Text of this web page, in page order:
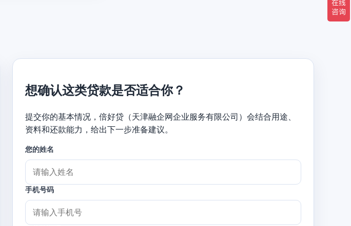
想确认这类贷款是否适合你？
提交你的基本情况，倍好贷（天津融企网企业服务有限公司）会结合用途、
资料和还款能力，给出下一步准备建议。
您的姓名
手机号码